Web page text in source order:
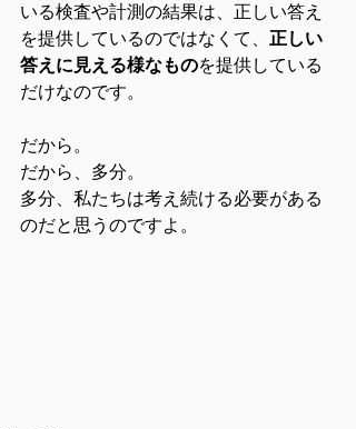
いる検査や計測の結果は、正しい答え
を提供しているのではなくて、 正しい
答えに見える様なものを提供している
だけなのです。
だから。
だから、多分。
多分、私たちは考え続ける必要がある
のだと思うのですよ。